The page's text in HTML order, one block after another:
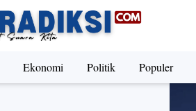
Ekonomi Politik Populer